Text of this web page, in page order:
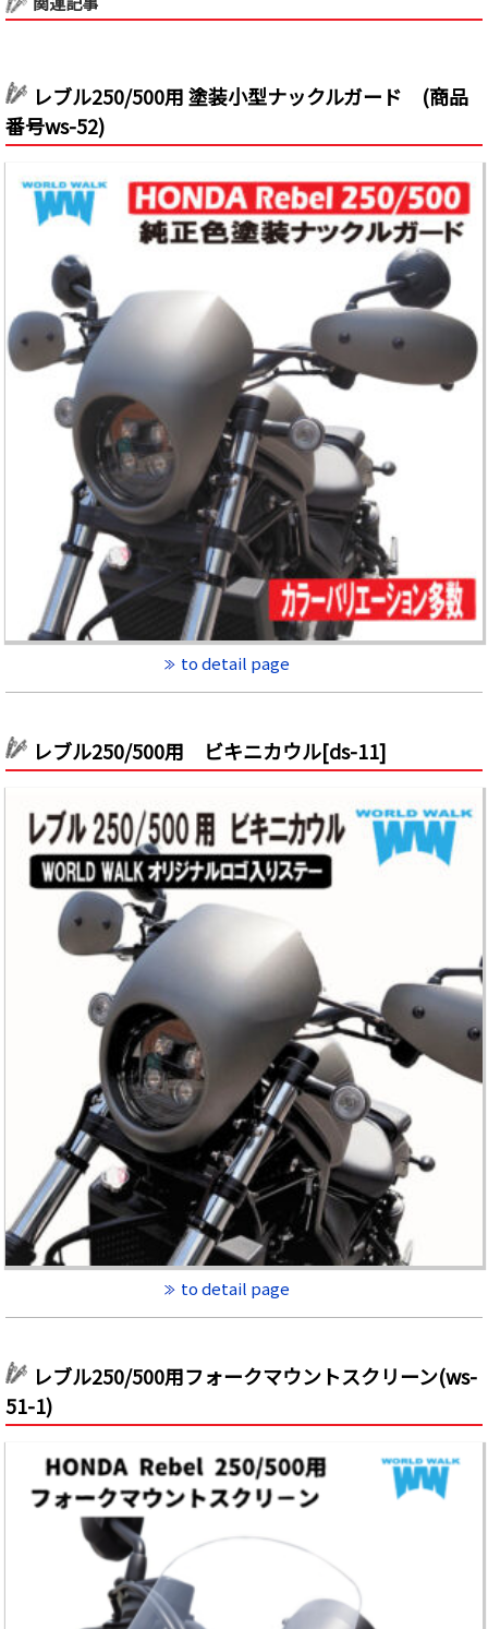
レブル250/500用 塗装小型ナックルガード (商品
番号ws-52)
to detail page
レブル250/500用 ビキニカウル[ds-11]
to detail page
レブル250/500用フォークマウントスクリーン(ws-
51-1)